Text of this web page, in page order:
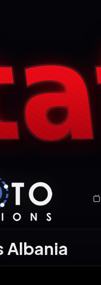
Albania